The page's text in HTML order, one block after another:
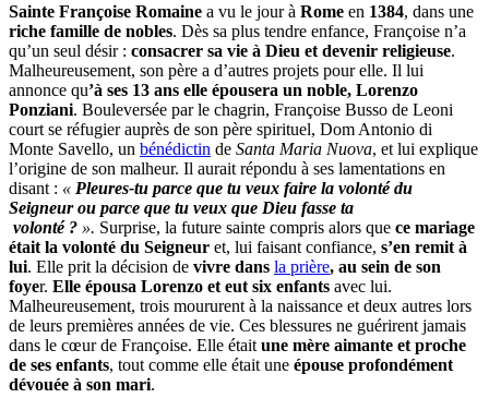
Sainte Françoise Romaine a vu le jour à Rome en 1384, dans une
riche famille de nobles. Dès sa plus tendre enfance, Françoise n’a
qu’un seul désir : consacrer sa vie à Dieu et devenir religieuse.
Malheureusement, son père a d’autres projets pour elle. Il lui
annonce qu’à ses 13 ans elle épousera un noble, Lorenzo
Ponziani. Bouleversée par le chagrin, Françoise Busso de Leoni
court se réfugier auprès de son père spirituel, Dom Antonio di
Monte Savello, un bénédictin de Santa Maria Nuova, et lui explique
l’origine de son malheur. Il aurait répondu à ses lamentations en
disant : « Pleures-tu parce que tu veux faire la volonté du
Seigneur ou parce que tu veux que Dieu fasse ta
volonté ? ». Surprise, la future sainte compris alors que ce mariage
était la volonté du Seigneur et, lui faisant confiance, s’en remit à
lui. Elle prit la décision de vivre dans la prière, au sein de son
foyer. Elle épousa Lorenzo et eut six enfants avec lui.
Malheureusement, trois moururent à la naissance et deux autres lors
de leurs premières années de vie. Ces blessures ne guérirent jamais
dans le cœur de Françoise. Elle était une mère aimante et proche
de ses enfants, tout comme elle était une épouse profondément
dévouée à son mari.